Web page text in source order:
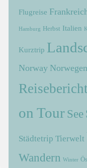
Flugreise
Hamburg Herbst Italien
Kurztrip
Norway Norwegen
Reisebericht
on Tour See
Städtetrip Tierwelt
Wandern Winter